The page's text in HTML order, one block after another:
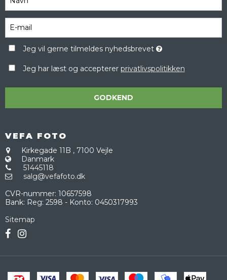
Jeg vil gerne tilmeldes nyhedsbrevet
Jeg har læst og accepterer privatlivspolitikken
GODKEND
VEFA FOTO
Kirkegade 11B , 7100 Vejle
Danmark
51445118
salg@vefafoto.dk
CVR-nummer: 10657598
Bank: Reg: 2598 - Konto: 0450317993
Sitemap